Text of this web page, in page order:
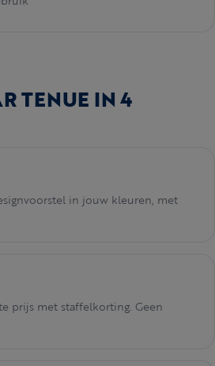
TENUE IN 4
in jouw kleuren, met
prijs met staffelkorting. Geen